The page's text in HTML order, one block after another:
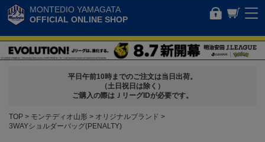
MONTEDIO YAMAGATA
OFFICIAL ONLINE SHOP
平日午前10時までのご注文は当日出荷。
（土日祝日は除く）
ご購入の際はＪリーグIDが必要です。
TOP モンテディオ山形
オリジナルブランド
3WAYショルダーバッグ(PENALTY)